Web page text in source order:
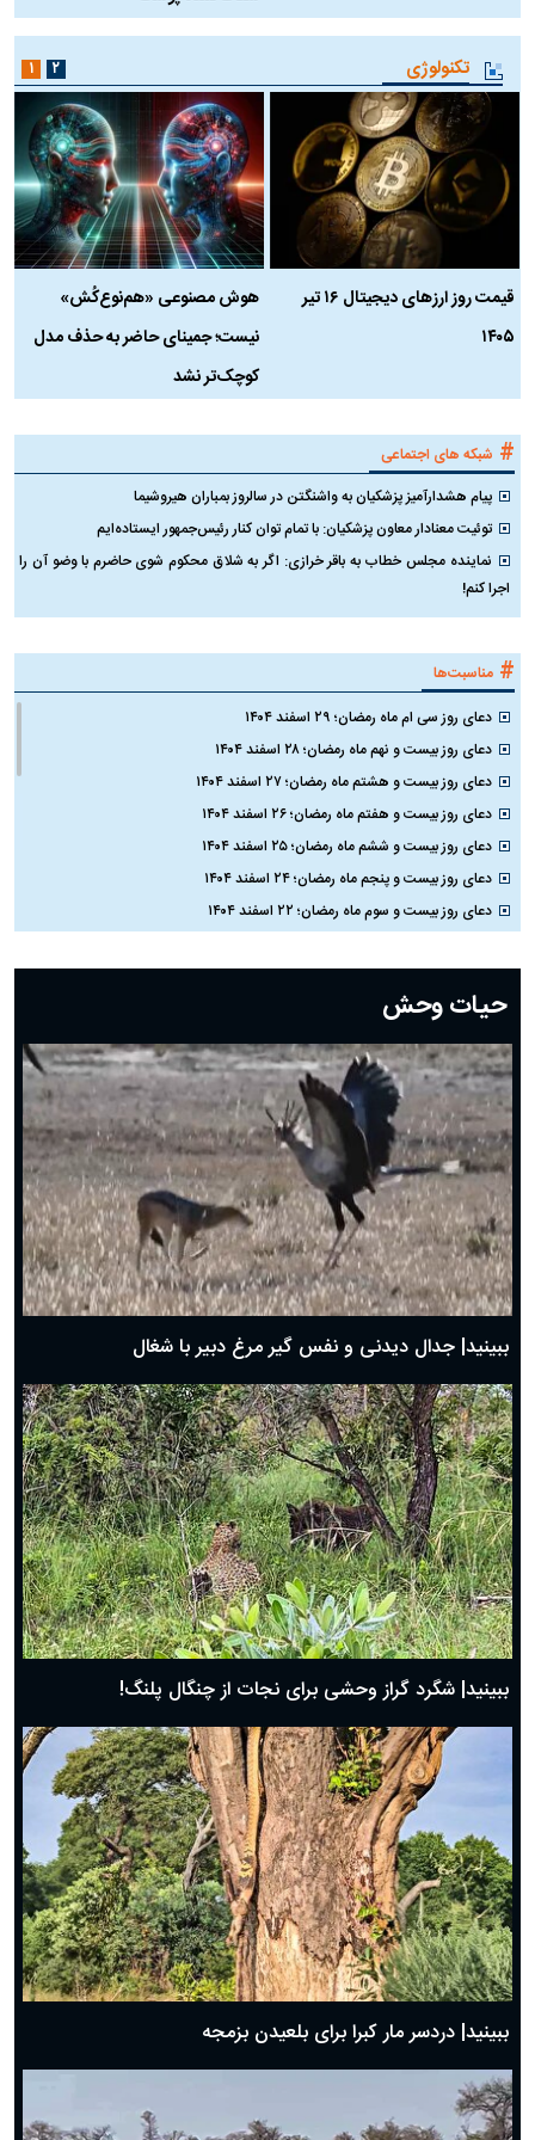
تکنولوژی
قیمت روز ارز‌های دیجیتال ۱۶ تیر
۱۴۰۵
هوش مصنوعی «هم‌نوع‌کُش»
نیست؛ جمینای حاضر به حذف مدل
کوچک‌تر نشد
۱ ۲
# شبکه های اجتماعی
پیام هشدارآمیز پزشکیان به واشنگتن در سالروز بمباران هیروشیما
توئیت معنادار معاون پزشکیان: با تمام توان کنار رئیس‌جمهور ایستاده‌ایم
نماینده مجلس خطاب به باقر خرازی: اگر به شلاق محکوم شوی حاضرم با وضو آن را
اجرا کنم!
# مناسبت‌ها
دعای روز سی ام ماه رمضان؛ ۲۹ اسفند ۱۴۰۴
دعای روز بیست و نهم ماه رمضان؛ ۲۸ اسفند ۱۴۰۴
دعای روز بیست و هشتم ماه رمضان؛ ۲۷ اسفند ۱۴۰۴
دعای روز بیست و هفتم ماه رمضان؛ ۲۶ اسفند ۱۴۰۴
دعای روز بیست و ششم ماه رمضان؛ ۲۵ اسفند ۱۴۰۴
دعای روز بیست و پنجم ماه رمضان؛ ۲۴ اسفند ۱۴۰۴
دعای روز بیست و سوم ماه رمضان؛ ۲۲ اسفند ۱۴۰۴
دعای روز بیستم ماه رمضان؛ ۱۹ اسفند ۱۴۰۴
دعای روز هشتم ماه مبارک رمضان؛ ۷ اسفند ماه ۱۴۰۴
دعای روز هفتم ماه رمضان؛ ۶ اسفند ۱۴۰۴
دعای روز ششم ماه رمضان؛ ۵ اسفند ۱۴۰۴
دعای روز پنجم ماه رمضان؛ ۴ اسفند ۱۴۰۴
دعای روز چهارم ماه مبارک رمضان؛ ۳ اسفند ۱۴۰۴
دعای روز سوم ماه مبارک رمضان؛ ۱۴ اسفند ۱۴۰۴
دعای روز دوم ماه مبارک رمضان ۱ اسفند ماه ۱۴۰۴
دعای روز اول ماه مبارک رمضان، ۳۰ بهمن ۱۴۰۴
حضرت زینب(س) چگونه از دنیا رفت؟
بهترین پیامک تبریک روز پدر ۱۴۰۴؛ جملات زیبا و صمیمانه
حیات وحش
ببینید| جدال دیدنی و نفس گیر مرغ دبیر با شغال
ببینید| شگرد گراز وحشی برای نجات از چنگال پلنگ!
ببینید| دردسر مار کبرا برای بلعیدن بزمجه